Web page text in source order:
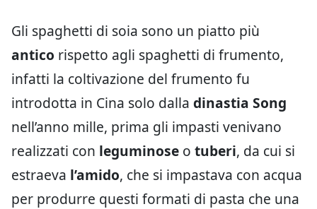
Gli spaghetti di soia sono un piatto più
antico rispetto agli spaghetti di frumento,
infatti la coltivazione del frumento fu
introdotta in Cina solo dalla dinastia Song
nell’anno mille, prima gli impasti venivano
realizzati con leguminose o tuberi, da cui si
estraeva l’amido, che si impastava con acqua
per produrre questi formati di pasta che una